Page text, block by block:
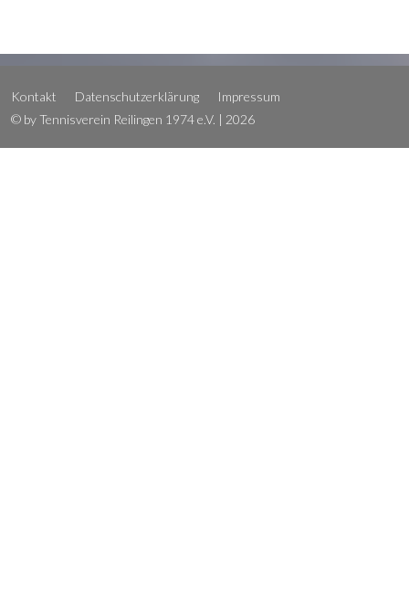
Kontakt Datenschutzerklärung
Impressum
© by Tennisverein Reilingen 1974 e.V. | 2026